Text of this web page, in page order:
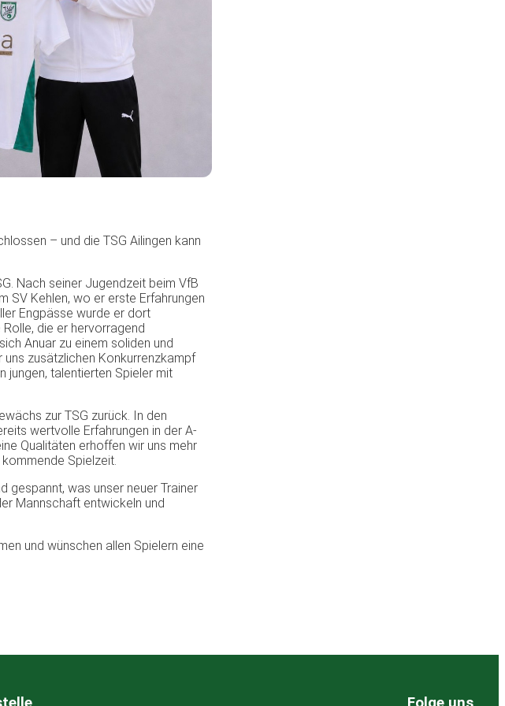
– und die TSG Ailingen kann
Nach seiner Jugendzeit beim VfB
SV Kehlen, wo er erste Erfahrungen
Engpässe wurde er dort
die er hervorragend
Anuar zu einem soliden und
zusätzlichen Konkurrenzkampf
jungen, talentierten Spieler mit
zur TSG zurück. In den
wertvolle Erfahrungen in der A-
Qualitäten erhoffen wir uns mehr
Spielzeit.
gespannt, was unser neuer Trainer
Mannschaft entwickeln und
und wünschen allen Spielern eine